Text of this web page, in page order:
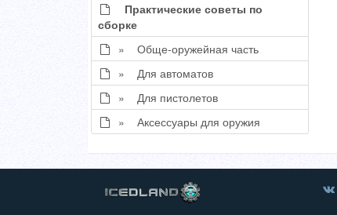
Практические советы по
сборке
» Обще-оружейная часть
» Для автоматов
» Для пистолетов
» Аксессуары для оружия